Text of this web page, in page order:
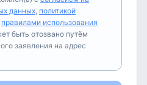
данных, политикой
правилами использования
быть отозвано путём
заявления на адрес